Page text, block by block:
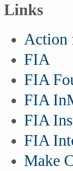
Links
Action
FIA
FIA
FIA
FIA
FIA
Make